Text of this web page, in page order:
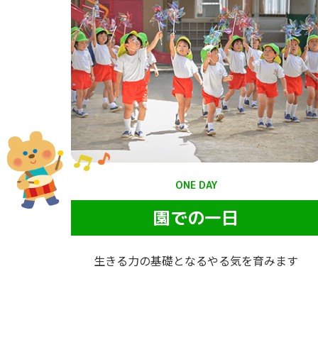
ONE DAY
園での一日
生きる力の基礎となるやる気を育みます